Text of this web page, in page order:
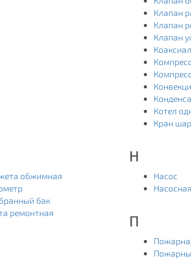
Клапан
Клапан
Клапан
Котел
Кран
обжимная
бак
ремонтная
Н
Насос
П